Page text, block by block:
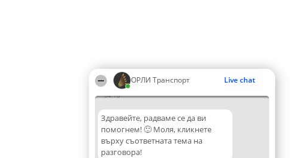
ОРЛИ Транспорт Live chat
04:18
Здравейте, радваме се да ви
помогнем! 🙂 Моля, кликнете
върху съответната тема на
разговора!